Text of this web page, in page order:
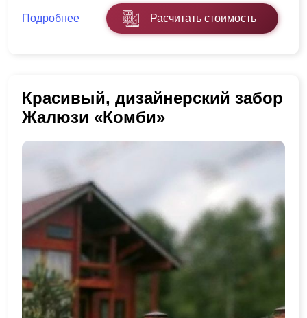
Подробнее Расчитать стоимость
Красивый, дизайнерский забор
Жалюзи «Комби»